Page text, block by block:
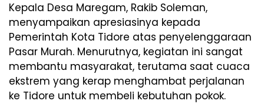
Kepala Desa Maregam, Rakib Soleman,
menyampaikan apresiasinya kepada
Pemerintah Kota Tidore atas penyelenggaraan
Pasar Murah. Menurutnya, kegiatan ini sangat
membantu masyarakat, terutama saat cuaca
ekstrem yang kerap menghambat perjalanan
ke Tidore untuk membeli kebutuhan pokok.